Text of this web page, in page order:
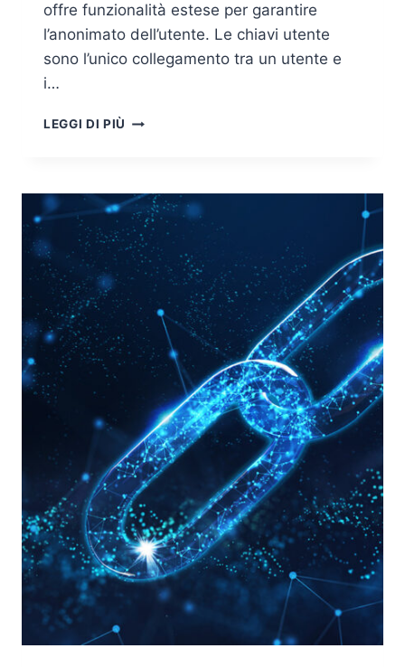
offre funzionalità estese per garantire
l’anonimato dell’utente. Le chiavi utente
sono l’unico collegamento tra un utente e
i…
LEGGI DI PIÙ CYBERSECURITY
E
LA
BLOCKCHAIN
PER
LA
CYBERSECURITY
(3/3)